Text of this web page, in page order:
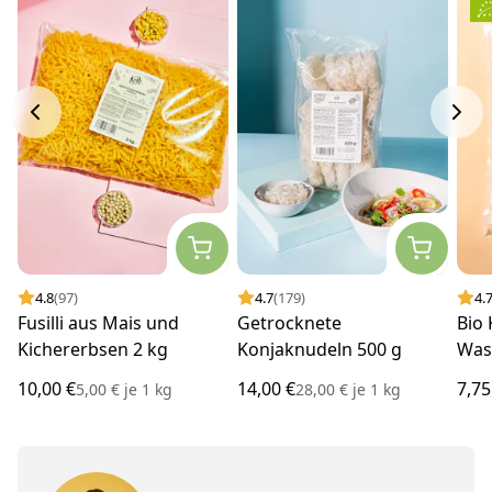
4.8(97)
Fusilli aus Mais und
Kichererbsen 2 kg
10,00 €5,00 € je 1 kg
4.7(179)
Getrocknete
Konjaknudeln 500 g
14,00 €28,00 € je 1 kg
4.7
Bio